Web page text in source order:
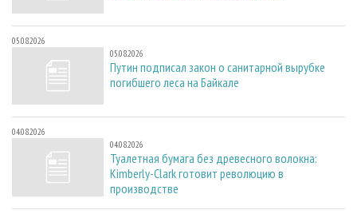
05.08.2026
05.08.2026
Путин подписал закон о санитарной вырубке
погибшего леса на Байкале
04.08.2026
04.08.2026
Туалетная бумага без древесного волокна:
Kimberly-Clark готовит революцию в
производстве